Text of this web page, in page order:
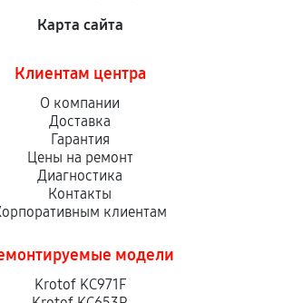
Карта сайта
Клиентам центра
О компании
Доставка
Гарантия
Цены на ремонт
Диагностика
Контакты
клиентам
модели
Krotof KC971F